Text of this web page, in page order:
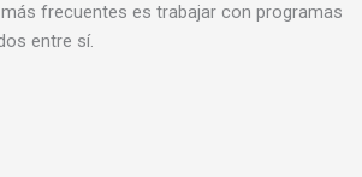
frecuentes es trabajar con programas
entre sí.